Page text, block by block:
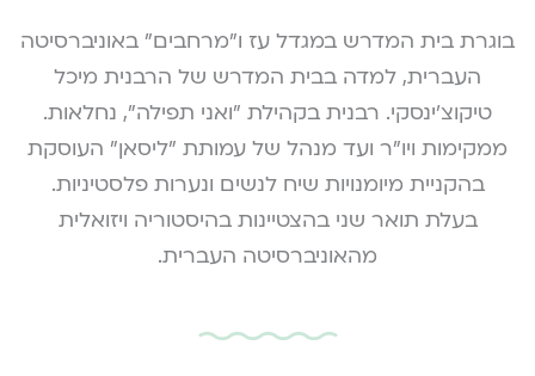
בוגרת בית המדרש במגדל עז ו"מרחבים" באוניברסיטה
העברית, למדה בבית המדרש של הרבנית מיכל
טיקוצ'ינסקי. רבנית בקהילת "ואני תפילה", נחלאות.
ממקימות ויו"ר ועד מנהל של עמותת "ליסאן" העוסקת
בהקניית מיומנויות שיח לנשים ונערות פלסטיניות.
בעלת תואר שני בהצטיינות בהיסטוריה ויזואלית
מהאוניברסיטה העברית.